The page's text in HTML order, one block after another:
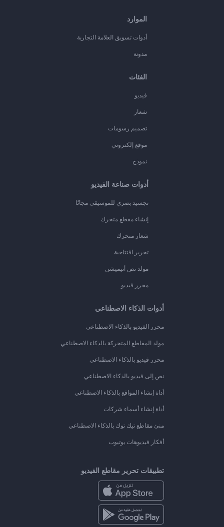
الموارد
أدوات تسويق العلامة التجارية
مدونة
الفئات
فيديو
شعار
تصميم رسومات
موقع إلكتروني
نموذج
أدوات صناعة الفيديو
تجسيد بصري للموسيقى مجانًا
إنشاء مقطع متحرك
شعار متحرك
تحرير افتتاحية
مولد نص أنيميشن
محرر فيديو
أدوات الذكاء الاصطناعي
محرر الفيديو بالذكاء الاصطناعي
مولد المقاطع المتحركة بالذكاء الاصطناعي
محرر فيديو بالذكاء الاصطناعي
نص إلى فيديو بالذكاء الاصطناعي
أداة إنشاء المواقع بالذكاء الاصطناعي
أداة إنشاء أسماء شركات
منئ مقاطع تيك توك بالذكاء الاصطناعي
أفكار فيديوهات يوتيوب
تطبيقات تحرير مقاطع الفيديو